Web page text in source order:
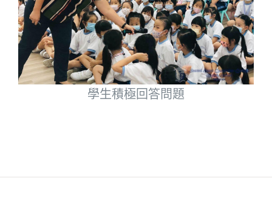
學生積極回答問題